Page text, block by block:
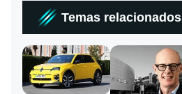
Temas relacionados